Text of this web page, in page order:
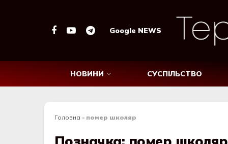
Google NEWS
НОВИНИ СУСПІЛЬСТВО
Головна » помер школяр